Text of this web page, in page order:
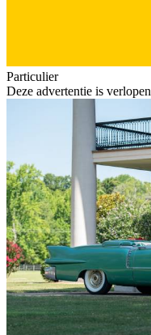
Particulier
Deze advertentie is verlopen